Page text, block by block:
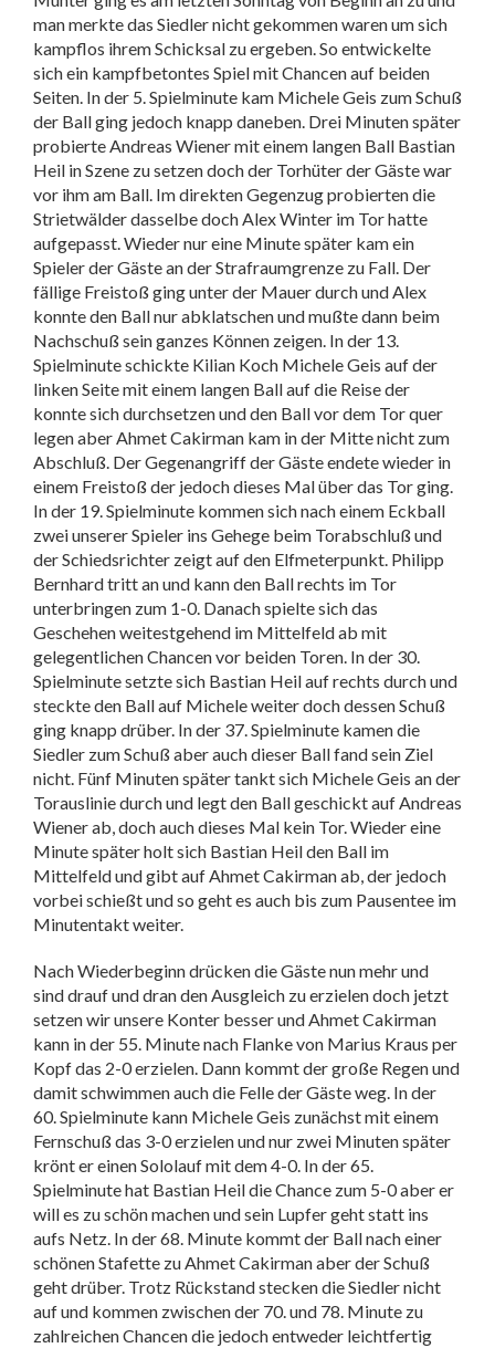
man merkte das Siedler nicht gekommen waren um sich
kampflos ihrem Schicksal zu ergeben. So entwickelte
sich ein kampfbetontes Spiel mit Chancen auf beiden
Seiten. In der 5. Spielminute kam Michele Geis zum Schuß
der Ball ging jedoch knapp daneben. Drei Minuten später
probierte Andreas Wiener mit einem langen Ball Bastian
Heil in Szene zu setzen doch der Torhüter der Gäste war
vor ihm am Ball. Im direkten Gegenzug probierten die
Strietwälder dasselbe doch Alex Winter im Tor hatte
aufgepasst. Wieder nur eine Minute später kam ein
Spieler der Gäste an der Strafraumgrenze zu Fall. Der
fällige Freistoß ging unter der Mauer durch und Alex
konnte den Ball nur abklatschen und mußte dann beim
Nachschuß sein ganzes Können zeigen. In der 13.
Spielminute schickte Kilian Koch Michele Geis auf der
linken Seite mit einem langen Ball auf die Reise der
konnte sich durchsetzen und den Ball vor dem Tor quer
legen aber Ahmet Cakirman kam in der Mitte nicht zum
Abschluß. Der Gegenangriff der Gäste endete wieder in
einem Freistoß der jedoch dieses Mal über das Tor ging.
In der 19. Spielminute kommen sich nach einem Eckball
zwei unserer Spieler ins Gehege beim Torabschluß und
der Schiedsrichter zeigt auf den Elfmeterpunkt. Philipp
Bernhard tritt an und kann den Ball rechts im Tor
unterbringen zum 1-0. Danach spielte sich das
Geschehen weitestgehend im Mittelfeld ab mit
gelegentlichen Chancen vor beiden Toren. In der 30.
Spielminute setzte sich Bastian Heil auf rechts durch und
steckte den Ball auf Michele weiter doch dessen Schuß
ging knapp drüber. In der 37. Spielminute kamen die
Siedler zum Schuß aber auch dieser Ball fand sein Ziel
nicht. Fünf Minuten später tankt sich Michele Geis an der
Torauslinie durch und legt den Ball geschickt auf Andreas
Wiener ab, doch auch dieses Mal kein Tor. Wieder eine
Minute später holt sich Bastian Heil den Ball im
Mittelfeld und gibt auf Ahmet Cakirman ab, der jedoch
vorbei schießt und so geht es auch bis zum Pausentee im
Minutentakt weiter.
Nach Wiederbeginn drücken die Gäste nun mehr und
sind drauf und dran den Ausgleich zu erzielen doch jetzt
setzen wir unsere Konter besser und Ahmet Cakirman
kann in der 55. Minute nach Flanke von Marius Kraus per
Kopf das 2-0 erzielen. Dann kommt der große Regen und
damit schwimmen auch die Felle der Gäste weg. In der
60. Spielminute kann Michele Geis zunächst mit einem
Fernschuß das 3-0 erzielen und nur zwei Minuten später
krönt er einen Sololauf mit dem 4-0. In der 65.
Spielminute hat Bastian Heil die Chance zum 5-0 aber er
will es zu schön machen und sein Lupfer geht statt ins
aufs Netz. In der 68. Minute kommt der Ball nach einer
schönen Stafette zu Ahmet Cakirman aber der Schuß
geht drüber. Trotz Rückstand stecken die Siedler nicht
auf und kommen zwischen der 70. und 78. Minute zu
zahlreichen Chancen die jedoch entweder leichtfertig